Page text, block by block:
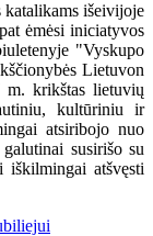
išeivijoje
ėmėsi iniciatyvos
"Vyskupo
Lietuvon
krikštas lietuvių
kultūriniu ir
atsiribojo nuo
susirišo su
iškilmingai atšvęsti